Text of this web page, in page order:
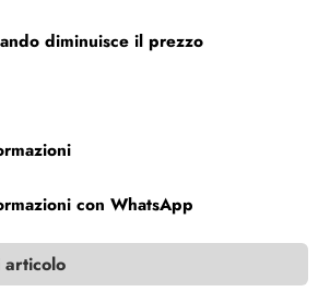
diminuisce il prezzo
con WhatsApp
articolo